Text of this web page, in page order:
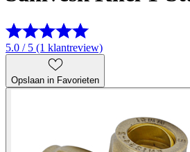
5.0 / 5 (1 klantreview)
Opslaan in Favorieten